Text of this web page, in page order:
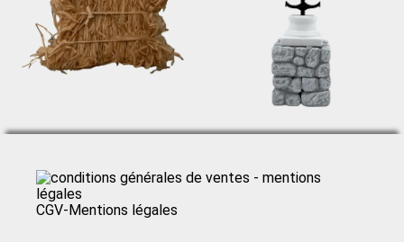
CGV-Mentions légales